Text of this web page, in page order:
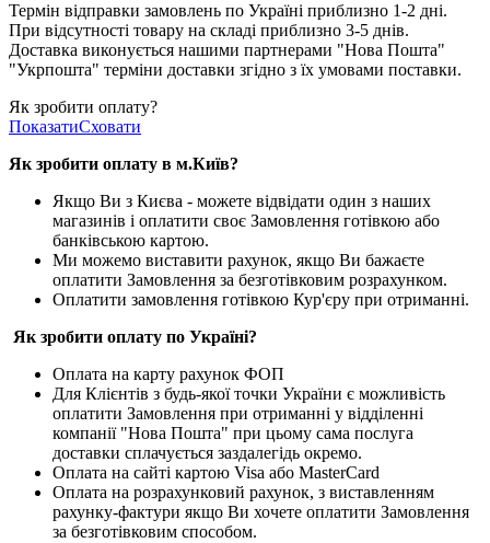
Термін відправки замовлень по Україні приблизно 1-2 дні.
При відсутності товару на складі приблизно 3-5 днів.
Доставка виконується нашими партнерами "Нова Пошта"
"Укрпошта" терміни доставки згідно з їх умовами поставки.
Як зробити оплату?
ПоказатиСховати
Як зробити оплату в м.Київ?
Якщо Ви з Києва - можете відвідати один з наших
магазинів і оплатити своє Замовлення готівкою або
банківською картою.
Ми можемо виставити рахунок, якщо Ви бажаєте
оплатити Замовлення за безготівковим розрахунком.
Оплатити замовлення готівкою Кур'єру при отриманні.
Як зробити оплату по Україні?
Оплата на карту рахунок ФОП
Для Клієнтів з будь-якої точки України є можливість
оплатити Замовлення при отриманні у відділенні
компанії "Нова Пошта" при цьому сама послуга
доставки сплачується заздалегідь окремо.
Оплата на сайті картою Visa або MasterCard
Оплата на розрахунковий рахунок, з виставленням
рахунку-фактури якщо Ви хочете оплатити Замовлення
за безготівковим способом.